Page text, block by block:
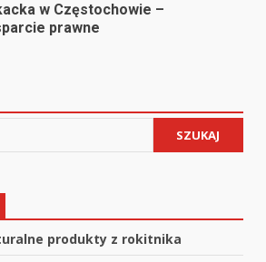
w Częstochowie –
prawne
SZUKAJ
produkty z rokitnika